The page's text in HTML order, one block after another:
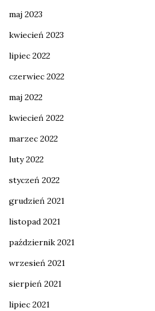
maj 2023
kwiecień 2023
lipiec 2022
czerwiec 2022
maj 2022
kwiecień 2022
marzec 2022
luty 2022
styczeń 2022
grudzień 2021
listopad 2021
październik 2021
wrzesień 2021
sierpień 2021
lipiec 2021